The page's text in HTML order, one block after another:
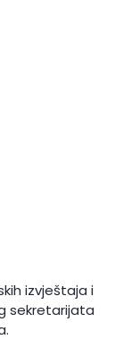
izvještaja i
sekretarijata